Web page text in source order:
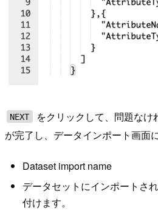
NEXT
をクリックして、問題な
が完了し、データインポート画面
Dataset import name
データセットにインポートさ
付けます。